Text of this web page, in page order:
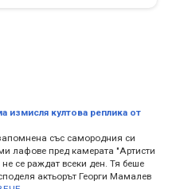
измисля култова реплика от
със самородния си
лафове пред камерата "Артисти
се раждат всеки ден. Тя беше
актьорът Георги Мамалев